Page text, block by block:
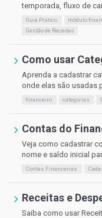
temporada, fluxo de
Guia Prático módulo
Gestão de Receitas
Como usar
Aprenda a cadastrar
onde elas são usadas
financeiro categorias
Contas do
Veja como cadastrar
nome e saldo inicial
Contas Financeiras
Receitas e
Saiba como usar